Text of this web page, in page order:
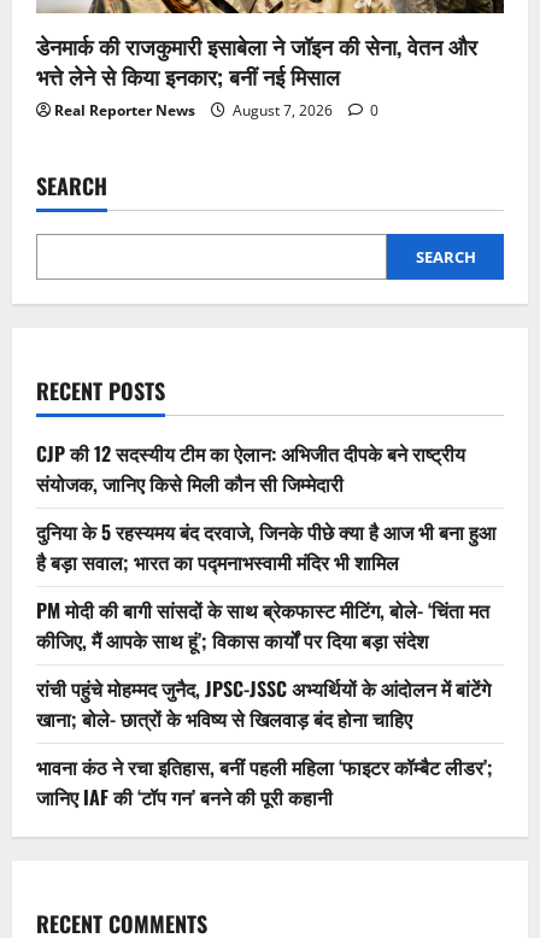
डेनमार्क की राजकुमारी इसाबेला ने जॉइन की सेना, वेतन और
भत्ते लेने से किया इनकार; बनीं नई मिसाल
Real Reporter News August 7, 2026 0
SEARCH
SEARCH
RECENT POSTS
CJP की 12 सदस्यीय टीम का ऐलान: अभिजीत दीपके बने राष्ट्रीय
संयोजक, जानिए किसे मिली कौन सी जिम्मेदारी
दुनिया के 5 रहस्यमय बंद दरवाजे, जिनके पीछे क्या है आज भी बना हुआ
है बड़ा सवाल; भारत का पद्मनाभस्वामी मंदिर भी शामिल
PM मोदी की बागी सांसदों के साथ ब्रेकफास्ट मीटिंग, बोले- ‘चिंता मत
कीजिए, मैं आपके साथ हूं’; विकास कार्यों पर दिया बड़ा संदेश
रांची पहुंचे मोहम्मद जुनैद, JPSC-JSSC अभ्यर्थियों के आंदोलन में बांटेंगे
खाना; बोले- छात्रों के भविष्य से खिलवाड़ बंद होना चाहिए
भावना कंठ ने रचा इतिहास, बनीं पहली महिला ‘फाइटर कॉम्बैट लीडर’;
जानिए IAF की ‘टॉप गन’ बनने की पूरी कहानी
RECENT COMMENTS